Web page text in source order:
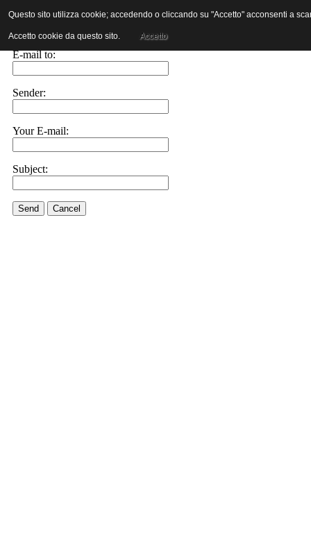
E-mail this link to a friend.
E-mail to:
Sender:
Your E-mail:
Subject:
Send Cancel
Questo sito utilizza cookie; accedendo o cliccando su "Accetto" acconsenti a
Accetto cookie da questo sito. Accetto